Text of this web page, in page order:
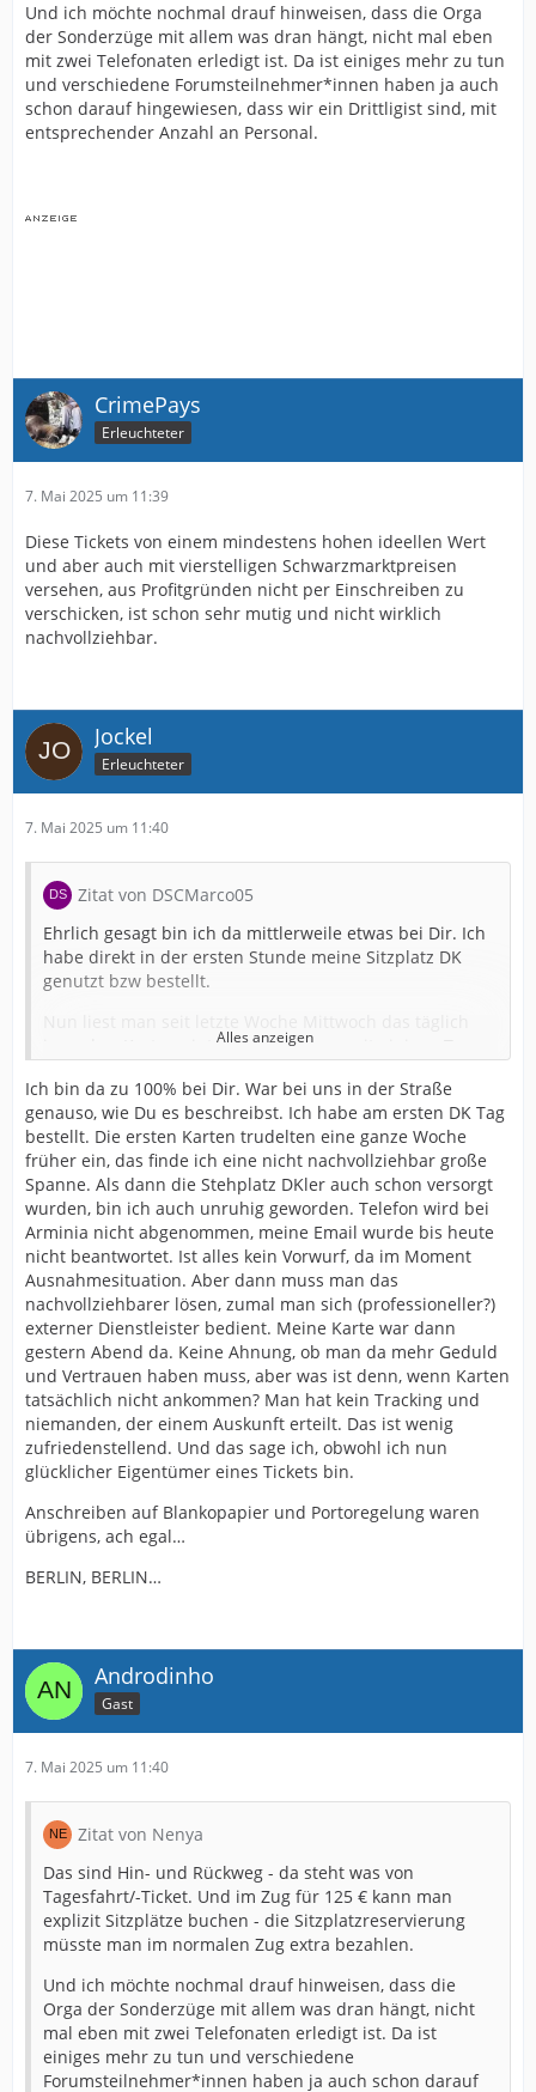
Und ich möchte nochmal drauf hinweisen, dass die Orga
der Sonderzüge mit allem was dran hängt, nicht mal eben
mit zwei Telefonaten erledigt ist. Da ist einiges mehr zu tun
und verschiedene Forumsteilnehmer*innen haben ja auch
schon darauf hingewiesen, dass wir ein Drittligist sind, mit
entsprechender Anzahl an Personal.
CrimePays
Erleuchteter
7. Mai 2025 um 11:39
Diese Tickets von einem mindestens hohen ideellen Wert
und aber auch mit vierstelligen Schwarzmarktpreisen
versehen, aus Profitgründen nicht per Einschreiben zu
verschicken, ist schon sehr mutig und nicht wirklich
nachvollziehbar.
Jockel
Erleuchteter
7. Mai 2025 um 11:40
Zitat von DSCMarco05
Ehrlich gesagt bin ich da mittlerweile etwas bei Dir. Ich
habe direkt in der ersten Stunde meine Sitzplatz DK
genutzt bzw bestellt.
irgendwo Karten eintrudeln und nun seit einigen Tagen
deutlich nach den Sitzplätzen losging.
Dafür dass man es extra ausgelagert hatte an eine DHL
Tochterfirma funktioniert das anscheinend unglaublich
schlecht.
Im Moment bin ich zwar noch ruhig, aber ich muss
zugeben heute werde ich langsam nervös denn seit
einer Woche kommen Tickets überall an und auch
schon welche von den Stehplatz DK und man selber hat
seine noch nicht.
Ich kann ehrlich gesagt auch mittlerweile null
nachvollziehen warum man die Dinger nicht per
Einschreiben versendet hat, zumindest aber per
Einwurf Einschreiben. Für 15€ hätte das safe drin sein
müssen. Man hätte einen DHL Code per Mail bekommen
vom Einschreiben und man hätte nachschauen können
wo der Brief steckt.
So kann alles mögliche damit sein. Kommt vielleicht
heute oder morgen oder was weiss ich wann oder er
liegt in irgendeinem Verteilzentrum in irgendeiner Ritze
durchgebrannt. Ich weiss alles vermutlich Schwachsinn,
aber nachvollziehbar wäre es nur mit Einschreiben
gewesen. Und bei 15€ Versandgebühr bin ich da auch
eigentlich safe von ausgegangen und war erschrocken
zu lesen dass dies normale Briefe sind.
Möchte nicht wissen wieviel Tickets am Ende gar nicht
zugestellt wurden weil halt weg oder was auch immer.
Und dann?
Alles anzeigen
Ich bin da zu 100% bei Dir. War bei uns in der Straße
genauso, wie Du es beschreibst. Ich habe am ersten DK Tag
bestellt. Die ersten Karten trudelten eine ganze Woche
früher ein, das finde ich eine nicht nachvollziehbar große
Spanne. Als dann die Stehplatz DKler auch schon versorgt
wurden, bin ich auch unruhig geworden. Telefon wird bei
Arminia nicht abgenommen, meine Email wurde bis heute
nicht beantwortet. Ist alles kein Vorwurf, da im Moment
Ausnahmesituation. Aber dann muss man das
nachvollziehbarer lösen, zumal man sich (professioneller?)
externer Dienstleister bedient. Meine Karte war dann
gestern Abend da. Keine Ahnung, ob man da mehr Geduld
und Vertrauen haben muss, aber was ist denn, wenn Karten
tatsächlich nicht ankommen? Man hat kein Tracking und
niemanden, der einem Auskunft erteilt. Das ist wenig
zufriedenstellend. Und das sage ich, obwohl ich nun
glücklicher Eigentümer eines Tickets bin.
Anschreiben auf Blankopapier und Portoregelung waren
übrigens, ach egal…
BERLIN, BERLIN…
Androdinho
Gast
7. Mai 2025 um 11:40
Zitat von Nenya
Das sind Hin- und Rückweg - da steht was von
Tagesfahrt/-Ticket. Und im Zug für 125 € kann man
explizit Sitzplätze buchen - die Sitzplatzreservierung
müsste man im normalen Zug extra bezahlen.
Und ich möchte nochmal drauf hinweisen, dass die
Orga der Sonderzüge mit allem was dran hängt, nicht
mal eben mit zwei Telefonaten erledigt ist. Da ist
einiges mehr zu tun und verschiedene
Forumsteilnehmer*innen haben ja auch schon darauf